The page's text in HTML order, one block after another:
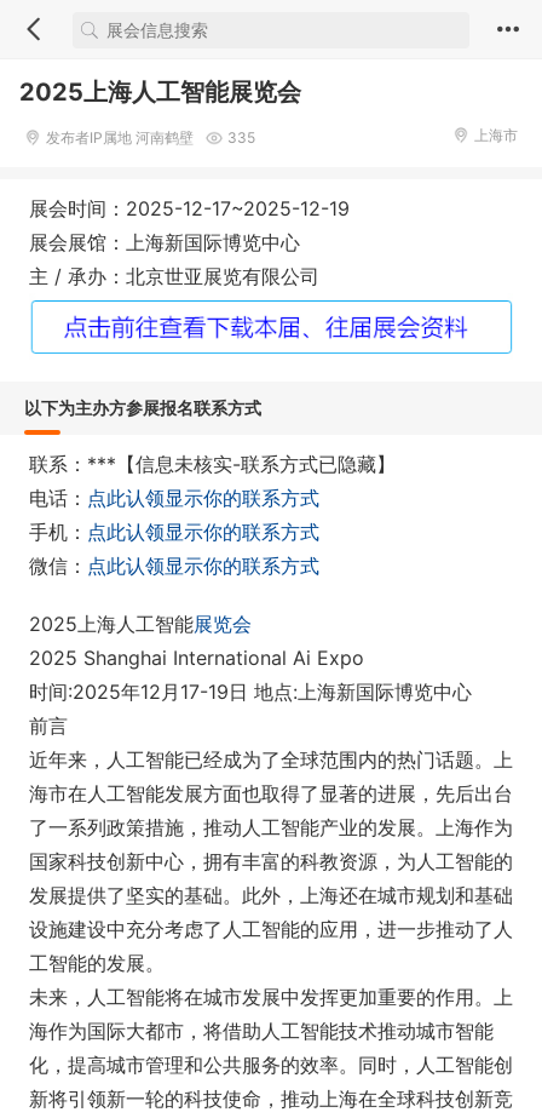
2025上海人工智能展览会
发布者IP属地 河南鹤壁 335 上海市
展会时间：2025-12-17~2025-12-19
展会展馆：上海新国际博览中心
主 / 承办：北京世亚展览有限公司
以下为主办方参展报名联系方式
联系：***【信息未核实-联系方式已隐藏】
电话： 点此认领显示你的联系方式
手机： 点此认领显示你的联系方式
微信： 点此认领显示你的联系方式
2025上海人工智能展览会
2025 Shanghai International Ai Expo
时间:2025年12月17-19日 地点:上海新国际博览中心
前言
近年来，人工智能已经成为了全球范围内的热门话题。上
海市在人工智能发展方面也取得了显著的进展，先后出台
了一系列政策措施，推动人工智能产业的发展。上海作为
国家科技创新中心，拥有丰富的科教资源，为人工智能的
发展提供了坚实的基础。此外，上海还在城市规划和基础
设施建设中充分考虑了人工智能的应用，进一步推动了人
工智能的发展。
未来，人工智能将在城市发展中发挥更加重要的作用。上
海作为国际大都市，将借助人工智能技术推动城市智能
化，提高城市管理和公共服务的效率。同时，人工智能创
新将引领新一轮的科技使命，推动上海在全球科技创新竞